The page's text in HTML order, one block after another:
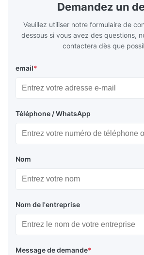
Demandez un
Veuillez utiliser notre formulaire de
dessous si vous avez des questions,
contactera dès que
email*
Téléphone / WhatsApp
Nom
Nom de l'entreprise
Message de demande*